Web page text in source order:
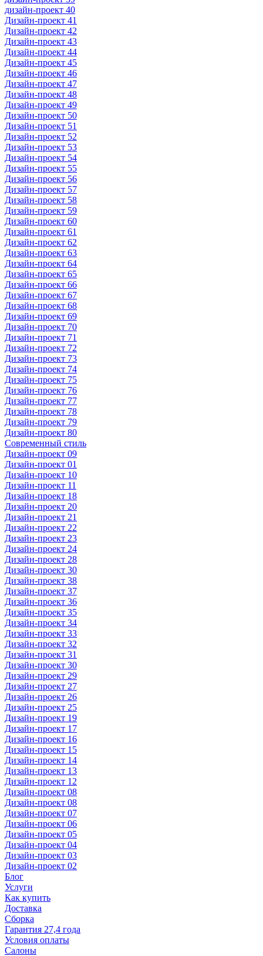
дизайн-проект 40
Дизайн-проект 41
Дизайн-проект 42
Дизайн-проект 43
Дизайн-проект 44
Дизайн-проект 45
Дизайн-проект 46
Дизайн-проект 47
Дизайн-проект 48
Дизайн-проект 49
Дизайн-проект 50
Дизайн-проект 51
Дизайн-проект 52
Дизайн-проект 53
Дизайн-проект 54
Дизайн-проект 55
Дизайн-проект 56
Дизайн-проект 57
Дизайн-проект 58
Дизайн-проект 59
Дизайн-проект 60
Дизайн-проект 61
Дизайн-проект 62
Дизайн-проект 63
Дизайн-проект 64
Дизайн-проект 65
Дизайн-проект 66
Дизайн-проект 67
Дизайн-проект 68
Дизайн-проект 69
Дизайн-проект 70
Дизайн-проект 71
Дизайн-проект 72
Дизайн-проект 73
Дизайн-проект 74
Дизайн-проект 75
Дизайн-проект 76
Дизайн-проект 77
Дизайн-проект 78
Дизайн-проект 79
Дизайн-проект 80
Современный стиль
Дизайн-проект 09
Дизайн-проект 01
Дизайн-проект 10
Дизайн-проект 11
Дизайн-проект 18
Дизайн-проект 20
Дизайн-проект 21
Дизайн-проект 22
Дизайн-проект 23
Дизайн-проект 24
Дизайн-проект 28
Дизайн-проект 30
Дизайн-проект 38
Дизайн-проект 37
Дизайн-проект 36
Дизайн-проект 35
Дизайн-проект 34
Дизайн-проект 33
Дизайн-проект 32
Дизайн-проект 31
Дизайн-проект 30
Дизайн-проект 29
Дизайн-проект 27
Дизайн-проект 26
Дизайн-проект 25
Дизайн-проект 19
Дизайн-проект 17
Дизайн-проект 16
Дизайн-проект 15
Дизайн-проект 14
Дизайн-проект 13
Дизайн-проект 12
Дизайн-проект 08
Дизайн-проект 08
Дизайн-проект 07
Дизайн-проект 06
Дизайн-проект 05
Дизайн-проект 04
Дизайн-проект 03
Дизайн-проект 02
Блог
Услуги
Как купить
Доставка
Сборка
Гарантия 27,4 года
Условия оплаты
Салоны